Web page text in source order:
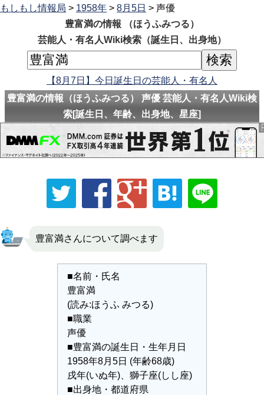
もしもし情報局 > 1958年 > 8月5日 > 声優
豊富満の情報 （ほうふみつる）
芸能人・有名人Wiki検索（誕生日、出身地）
【8月7日】今日誕生日の芸能人・有名人
豊富満の情報（ほうふみつる） 声優 芸能人・有名人Wiki検
索[誕生日、年齢、出身地、星座]
豊富満さんについて調べます
■名前・氏名
豊富満
(読み:ほうふ みつる)
■職業
声優
■豊富満の誕生日・生年月日
1958年8月5日 (年齢68歳)
戌年(いぬ年)、獅子座(しし座)
■出身地・都道府県